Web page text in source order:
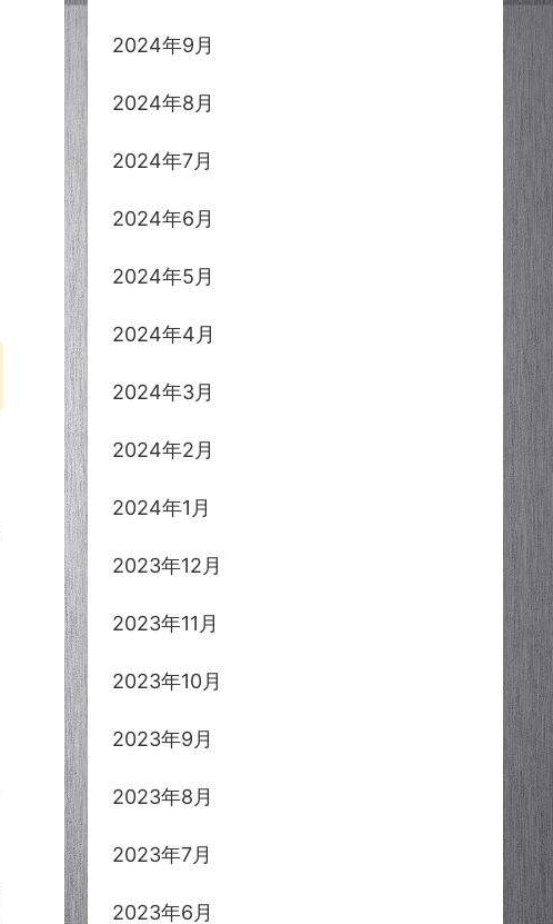
2024年9月
2024年8月
2024年7月
2024年6月
2024年5月
2024年4月
2024年3月
2024年2月
2024年1月
2023年12月
2023年11月
2023年10月
2023年9月
2023年8月
2023年7月
2023年6月